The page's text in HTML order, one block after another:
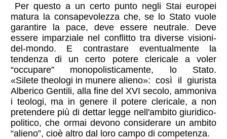
Per questo a un certo punto negli Stai europei
matura la consapevolezza che, se lo Stato vuole
garantire la pace, deve essere neutrale. Deve
essere imparziale nel conflitto tra diverse visioni-
del-mondo. E contrastare eventualmente la
tendenza di un certo potere clericale a voler
“occupare” monopolisticamente, lo Stato.
«Silete theologi in munere alieno»: così il giurista
Alberico Gentili, alla fine del XVI secolo, ammoniva
i teologi, ma in genere il potere clericale, a non
pretendere più di dettar legge nell'ambito giuridico-
politico, che ormai devono considerare un ambito
“alieno”, cioè altro dal loro campo di competenza.